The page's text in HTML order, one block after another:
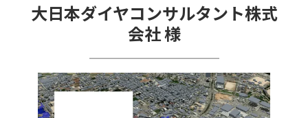
大日本ダイヤコンサルタント株式
会社 様